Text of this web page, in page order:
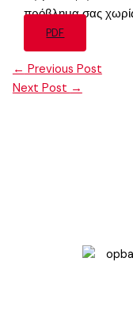
πρόβλημα σας
PDF
← Previous Post
Next Post →